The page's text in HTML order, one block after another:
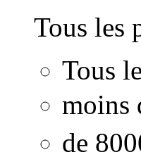
Tous les
Tous
moins
de